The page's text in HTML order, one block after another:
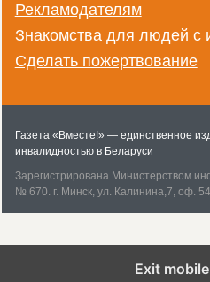
Рекламодателям
Знакомства для людей с
Сделать пожертвование
Газета «Вместе!» — единственное
инвалидностью в Беларуси
Зарегистрирована Министерством
№ 670. г. Минск, ул. Ка­линина,7, оф.
Exit